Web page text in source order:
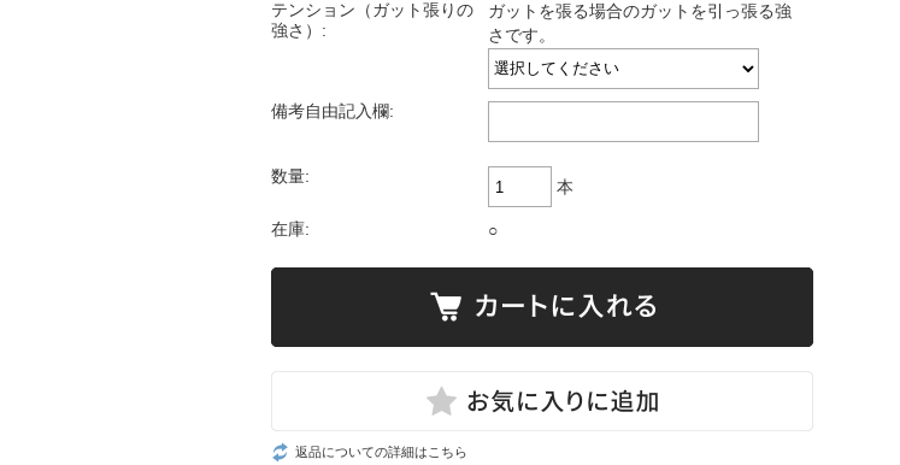
テンション（ガット張りの
強さ）:
ガットを張る場合のガットを引っ張る強
さです。
備考自由記入欄:
数量:
本
在庫: ○
返品についての詳細はこちら